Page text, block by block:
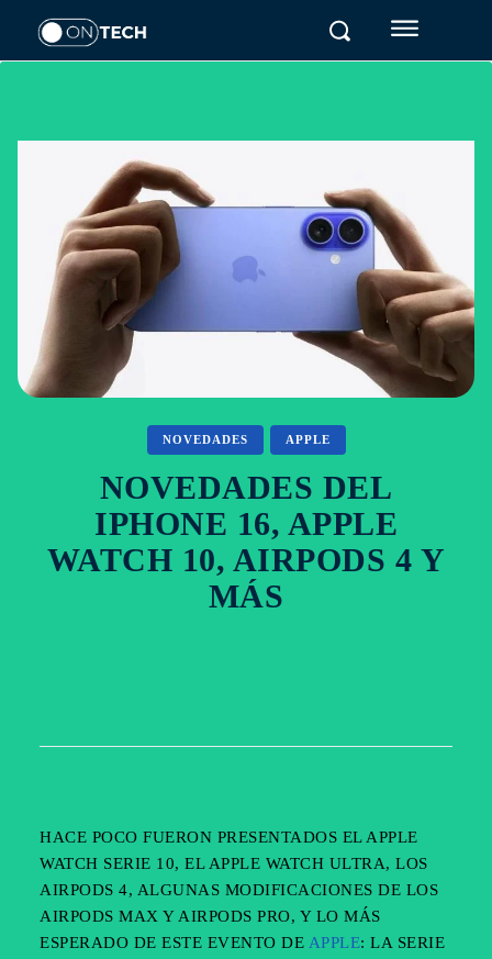
NOVEDADES APPLE
NOVEDADES DEL
IPHONE 16, APPLE
WATCH 10, AIRPODS 4 Y
MÁS
HACE POCO FUERON PRESENTADOS EL APPLE
WATCH SERIE 10, EL APPLE WATCH ULTRA, LOS
AIRPODS 4, ALGUNAS MODIFICACIONES DE LOS
AIRPODS MAX Y AIRPODS PRO, Y LO MÁS
ESPERADO DE ESTE EVENTO DE APPLE: LA SERIE